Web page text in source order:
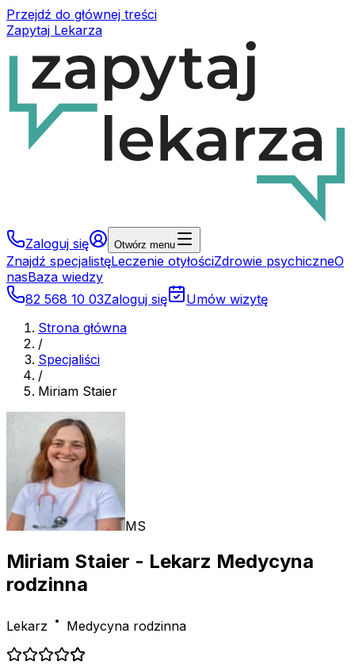
Przejdź do głównej treści
Zapytaj Lekarza
Zaloguj się Otwórz menu
Znajdź specjalistęLeczenie otyłościZdrowie psychiczneO
nasBaza wiedzy
82 568 10 03Zaloguj się
Umów wizytę
Strona główna
/
Specjaliści
/
Miriam Staier
MS
Miriam Staier - Lekarz Medycyna
rodzinna
Lekarz Medycyna rodzinna